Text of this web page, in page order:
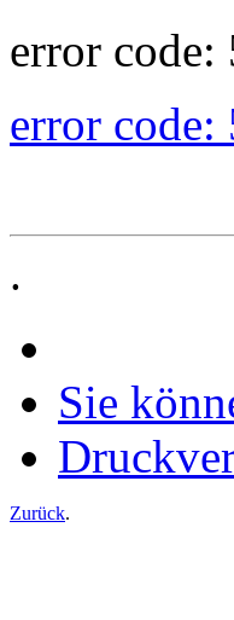
error code:
error code:
.
Sie
Zurück.